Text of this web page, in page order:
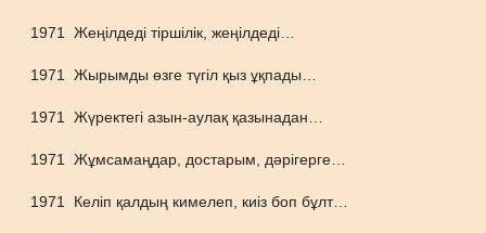
1971 Жеңілдеді тіршілік, жеңілдеді…
1971 Жырымды өзге түгіл қыз ұқпады…
1971 Жүректегі азын-аулақ қазынадан…
1971 Жұмсамаңдар, достарым, дәрігерге…
1971 Келіп қалдың кимелеп, киіз боп бұлт…